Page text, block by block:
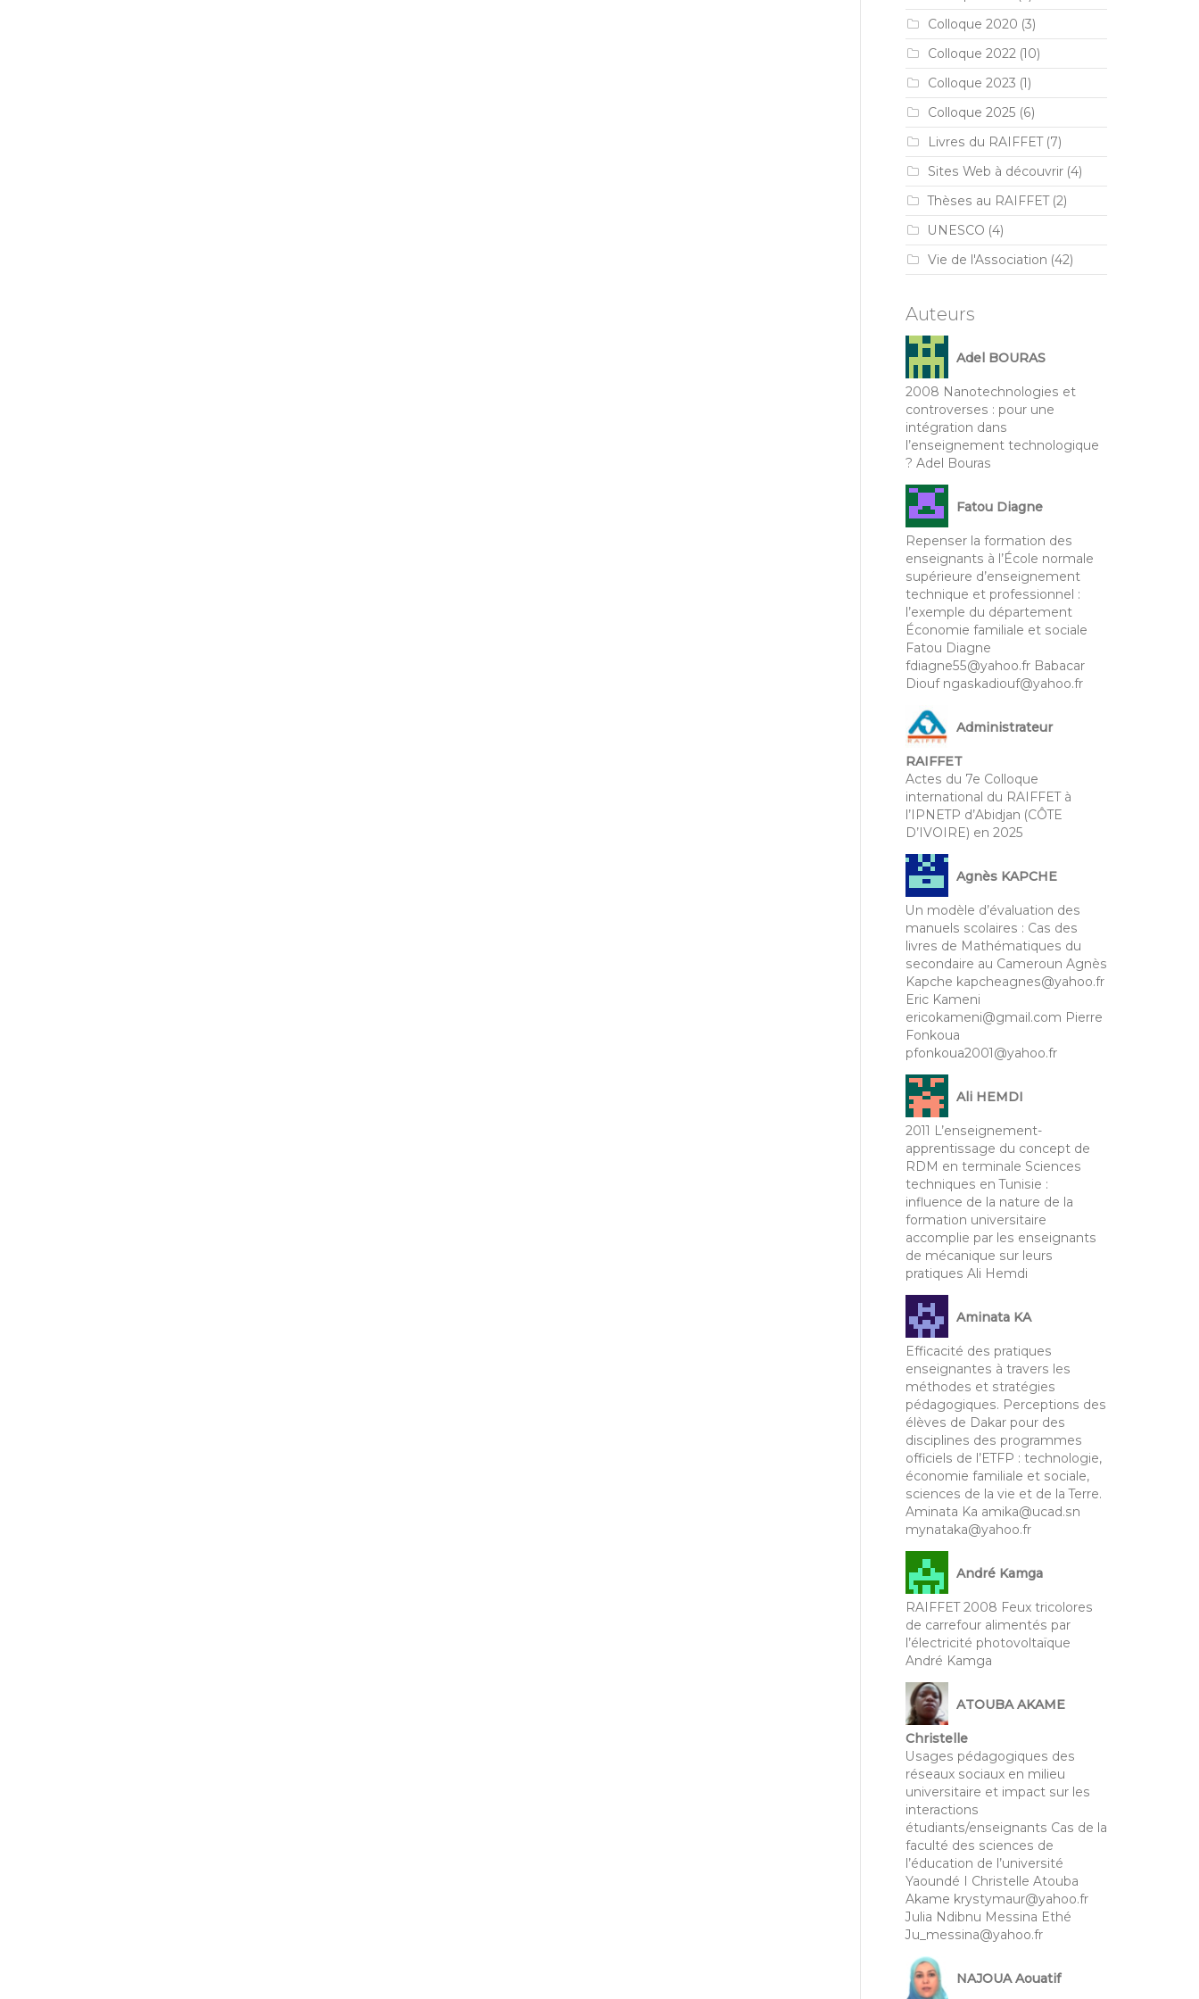
Colloque 2020 (3)
Colloque 2022(10)
Colloque 2023 (1)
Colloque 2025 (6)
Livres du RAIFFET(7)
Sites Web à découvrir(4)
Thèses au RAIFFET(2)
UNESCO (4)
Vie de l'Association (42)
Auteurs
Adel BOURAS
2008 Nanotechnologies et
controverses : pour une
intégration dans
l’enseignement technologique
? Adel Bouras
Fatou Diagne
Repenser la formation des
enseignants à l’École normale
supérieure d’enseignement
technique et professionnel :
l’exemple du département
Économie familiale et sociale
Fatou Diagne
fdiagne55@yahoo.fr Babacar
Diouf ngaskadiouf@yahoo.fr
Administrateur
RAIFFET
Actes du 7e Colloque
international du RAIFFET à
l’IPNETP d’Abidjan (CÔTE
D’IVOIRE) en 2025
Agnès KAPCHE
Un modèle d’évaluation des
manuels scolaires : Cas des
livres de Mathématiques du
secondaire au Cameroun Agnès
Kapche kapcheagnes@yahoo.fr
Eric Kameni
ericokameni@gmail.com Pierre
Fonkoua
pfonkoua2001@yahoo.fr
Ali HEMDI
2011 L’enseignement-
apprentissage du concept de
RDM en terminale Sciences
techniques en Tunisie :
influence de la nature de la
formation universitaire
accomplie par les enseignants
de mécanique sur leurs
pratiques Ali Hemdi
Aminata KA
Efficacité des pratiques
enseignantes à travers les
méthodes et stratégies
pédagogiques. Perceptions des
élèves de Dakar pour des
disciplines des programmes
officiels de l’ETFP : technologie,
économie familiale et sociale,
sciences de la vie et de la Terre.
Aminata Ka amika@ucad.sn
mynataka@yahoo.fr
André Kamga
RAIFFET 2008 Feux tricolores
de carrefour alimentés par
l’électricité photovoltaïque
André Kamga
ATOUBA AKAME
Christelle
Usages pédagogiques des
réseaux sociaux en milieu
universitaire et impact sur les
interactions
étudiants/enseignants Cas de la
faculté des sciences de
l’éducation de l’université
Yaoundé I Christelle Atouba
Akame krystymaur@yahoo.fr
Julia Ndibnu Messina Ethé
Ju_messina@yahoo.fr
NAJOUA Aouatif